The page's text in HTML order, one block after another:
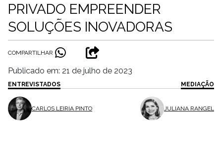
PRIVADO EMPREENDER
SOLUÇÕES INOVADORAS
COMPARTILHAR
Publicado em: 21 de julho de 2023
ENTREVISTADOS
CARLOS LEIRIA PINTO
MEDIAÇÃO
JULIANA RANGEL